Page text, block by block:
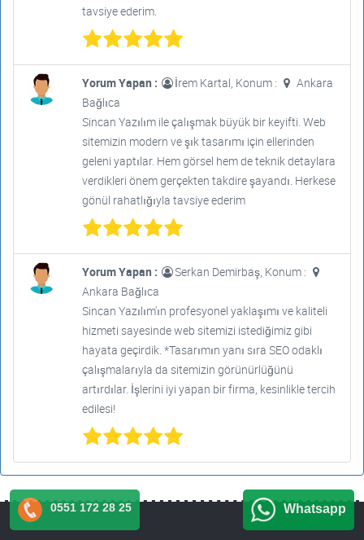
tavsiye ederim.
Yorum Yapan : İrem Kartal, Konum :
Ankara
Bağlıca
Sincan Yazılım ile çalışmak büyük bir keyifti. Web
sitemizin modern ve şık tasarımı için ellerinden
geleni yaptılar. Hem görsel hem de teknik detaylara
verdikleri önem gerçekten takdire şayandı. Herkese
gönül rahatlığıyla tavsiye ederim
Yorum Yapan :
Serkan Demirbaş, Konum :
Ankara Bağlıca
Sincan Yazılım'ın profesyonel yaklaşımı ve kaliteli
hizmeti sayesinde web sitemizi istediğimiz gibi
hayata geçirdik. *Tasarımın yanı sıra SEO odaklı
çalışmalarıyla da sitemizin görünürlüğünü
artırdılar. İşlerini iyi yapan bir firma, kesinlikle tercih
edilesi!
0551 172 28 25 Whatsapp